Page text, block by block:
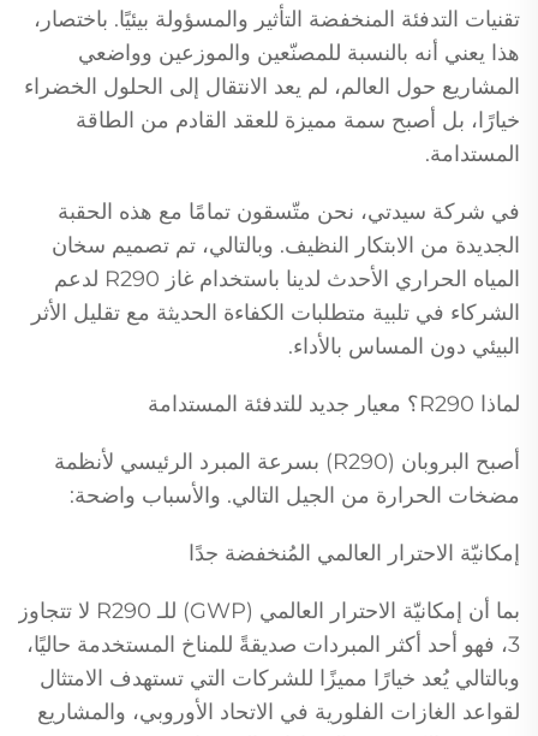
تقنيات التدفئة المنخفضة التأثير والمسؤولة بيئيًا. باختصار،
هذا يعني أنه بالنسبة للمصنّعين والموزعين وواضعي
المشاريع حول العالم، لم يعد الانتقال إلى الحلول الخضراء
خيارًا، بل أصبح سمة مميزة للعقد القادم من الطاقة
المستدامة.
في شركة سيدتي، نحن متّسقون تمامًا مع هذه الحقبة
الجديدة من الابتكار النظيف. وبالتالي، تم تصميم سخان
المياه الحراري الأحدث لدينا باستخدام غاز R290 لدعم
الشركاء في تلبية متطلبات الكفاءة الحديثة مع تقليل الأثر
البيئي دون المساس بالأداء.
لماذا R290؟ معيار جديد للتدفئة المستدامة
أصبح البروبان (R290) بسرعة المبرد الرئيسي لأنظمة
مضخات الحرارة من الجيل التالي. والأسباب واضحة:
إمكانيّة الاحترار العالمي المُنخفضة جدًا
بما أن إمكانيّة الاحترار العالمي (GWP) للـ R290 لا تتجاوز
3، فهو أحد أكثر المبردات صديقةً للمناخ المستخدمة حاليًا،
وبالتالي يُعد خيارًا مميزًا للشركات التي تستهدف الامتثال
لقواعد الغازات الفلورية في الاتحاد الأوروبي، والمشاريع